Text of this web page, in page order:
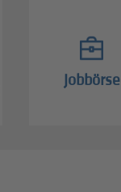
Jobbörse